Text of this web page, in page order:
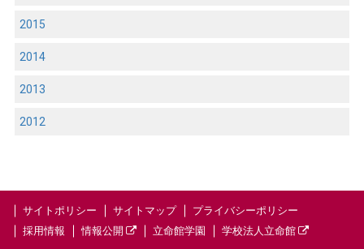
2015
2014
2013
2012
サイトポリシー サイトマップ
プライバシーポリシー
採用情報
情報公開 立命館学園 学校法人立命館